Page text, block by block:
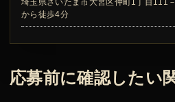
埼玉県さいたま市大宮区仲町1丁目111
から徒歩4分
応募前に確認したい